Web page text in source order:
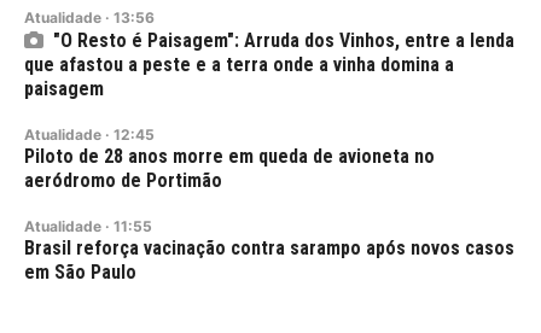
Atualidade · 13:56
"O Resto é Paisagem": Arruda dos Vinhos, entre a lenda
que afastou a peste e a terra onde a vinha domina a
paisagem
Atualidade · 12:45
Piloto de 28 anos morre em queda de avioneta no
aeródromo de Portimão
Atualidade · 11:55
Brasil reforça vacinação contra sarampo após novos casos
em São Paulo